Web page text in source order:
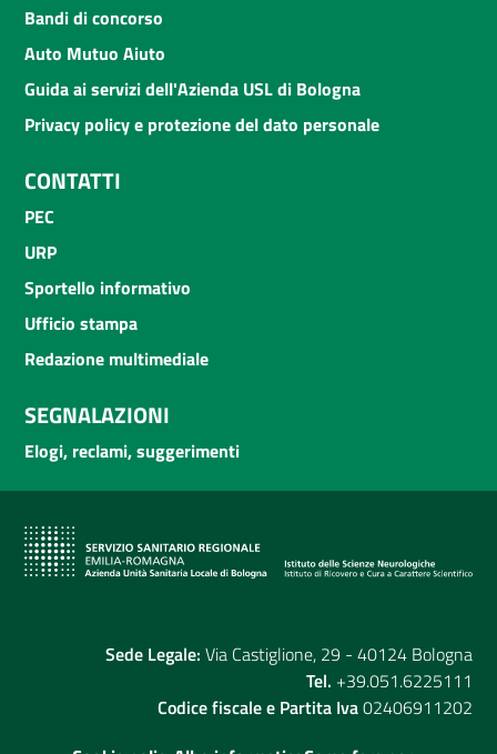
Bandi di concorso
Auto Mutuo Aiuto
Guida ai servizi dell'Azienda USL di Bologna
Privacy policy e protezione del dato personale
CONTATTI
PEC
URP
Sportello informativo
Ufficio stampa
Redazione multimediale
SEGNALAZIONI
Elogi, reclami, suggerimenti
Sede Legale: Via Castiglione, 29 - 40124 Bologna
Tel. +39.051.6225111
Codice fiscale e Partita Iva02406911202